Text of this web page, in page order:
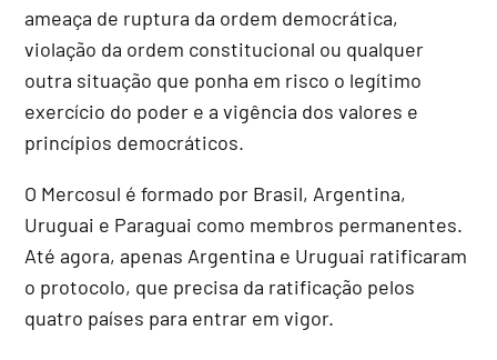
ameaça de ruptura da ordem democrática,
violação da ordem constitucional ou qualquer
outra situação que ponha em risco o legítimo
exercício do poder e a vigência dos valores e
princípios democráticos.
O Mercosul é formado por Brasil, Argentina,
Uruguai e Paraguai como membros permanentes.
Até agora, apenas Argentina e Uruguai ratificaram
o protocolo, que precisa da ratificação pelos
quatro países para entrar em vigor.